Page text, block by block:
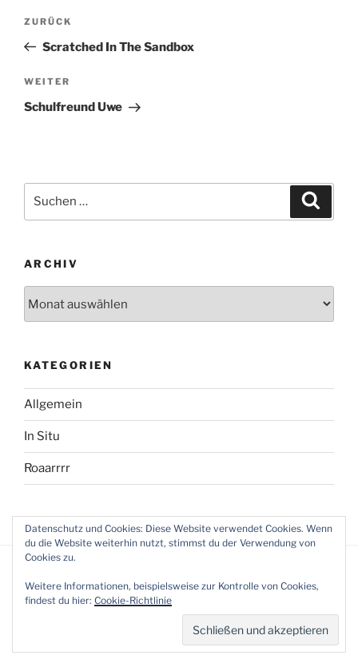
Beitragsnavigation
Vorheriger
Beitrag
ZURÜCK
Scratched In The Sandbox
Nächster
Beitrag
WEITER
Schulfreund Uwe
nach:
ARCHIV
KATEGORIEN
Allgemein
In Situ
Roaarrrr
Stolz präsentiert von WordPress
Datenschutz und Cookies: Diese Website verwendet Cookies. Wenn
du die Website weiterhin nutzt, stimmst du der Verwendung von
Cookies zu.
Weitere Informationen, beispielsweise zur Kontrolle von Cookies,
findest du hier: Cookie-Richtlinie